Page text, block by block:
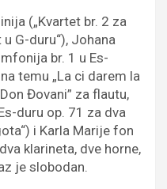
(„Kvartet br. 2 za
G-duru“), Johana
br. 1 u Es-
temu „La ci darem la
Đovani” za flautu,
duru op. 71 za dva
i Karla Marije fon
klarineta, dve horne,
je slobodan.